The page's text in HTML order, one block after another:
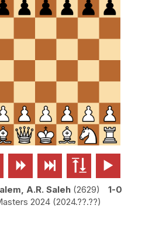
   
A.R. Saleh 2629
1-0
2024 2024.??.??